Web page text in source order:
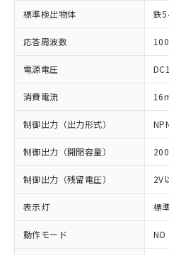
標準検出物体 鉄
応答周波数
電源電圧
消費電流
制御出力（出力形式）
制御出力（開閉容量）
制御出力（残留電圧） 2V
表示灯 標
動作モード NO